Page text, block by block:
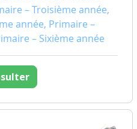
– Troisième année,
année, Primaire –
– Sixième année